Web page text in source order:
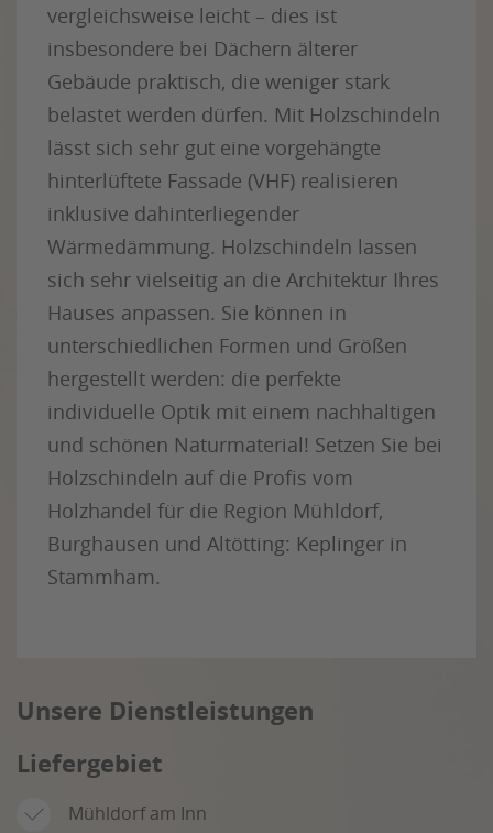
vergleichsweise leicht – dies ist
insbesondere bei Dächern älterer
Gebäude praktisch, die weniger stark
belastet werden dürfen. Mit Holzschindeln
lässt sich sehr gut eine vorgehängte
hinterlüftete Fassade (VHF) realisieren
inklusive dahinterliegender
Wärmedämmung. Holzschindeln lassen
sich sehr vielseitig an die Architektur Ihres
Hauses anpassen. Sie können in
unterschiedlichen Formen und Größen
hergestellt werden: die perfekte
individuelle Optik mit einem nachhaltigen
und schönen Naturmaterial! Setzen Sie bei
Holzschindeln auf die Profis vom
Holzhandel für die Region Mühldorf,
Burghausen und Altötting: Keplinger in
Stammham.
Unsere Dienstleistungen
Liefergebiet
Mühldorf am Inn